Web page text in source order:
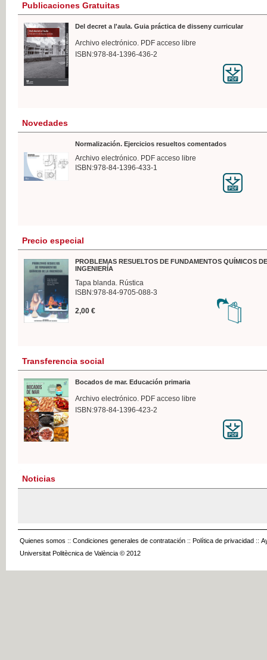
Publicaciones Gratuitas
Del decret a l'aula. Guia práctica de disseny curricular
Archivo electrónico. PDF acceso libre
ISBN:978-84-1396-436-2
Novedades
Normalización. Ejercicios resueltos comentados
Archivo electrónico. PDF acceso libre
ISBN:978-84-1396-433-1
Precio especial
PROBLEMAS RESUELTOS DE FUNDAMENTOS QUÍMICOS
INGENIERÍA
Tapa blanda. Rústica
ISBN:978-84-9705-088-3
2,00 €
Transferencia social
Bocados de mar. Educación primaria
Archivo electrónico. PDF acceso libre
ISBN:978-84-1396-423-2
Noticias
Quienes somos :: Condiciones generales de contratación :: Política de privacidad ::
Universitat Politècnica de València © 2012